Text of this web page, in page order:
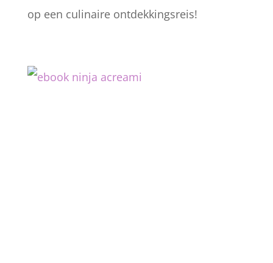
op een culinaire ontdekkingsreis!